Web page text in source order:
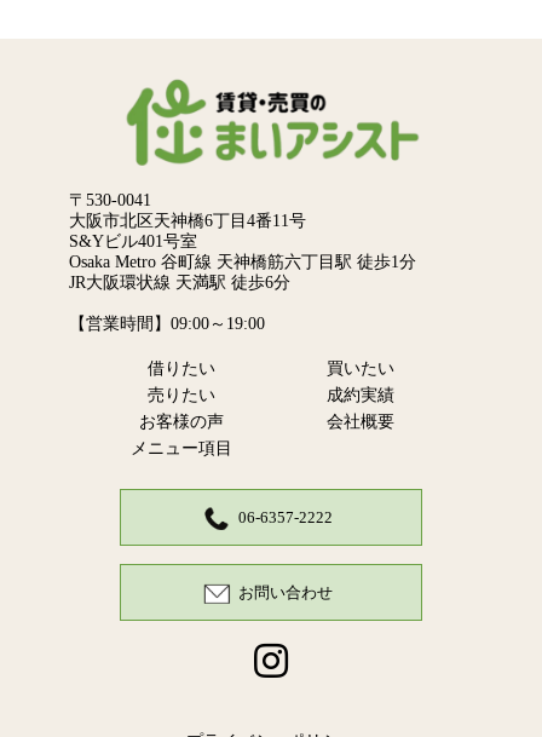
〒530-0041
大阪市北区天神橋6丁目4番11号
S&Yビル401号室
Osaka Metro 谷町線 天神橋筋六丁目駅 徒歩1分
JR大阪環状線 天満駅 徒歩6分
【営業時間】09:00～19:00
借りたい
買いたい
売りたい
成約実績
お客様の声
会社概要
メニュー項目
06-6357-2222
お問い合わせ